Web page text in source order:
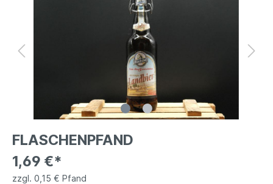
FLASCHENPFAND
1,69 €*
zzgl. 0,15 € Pfand